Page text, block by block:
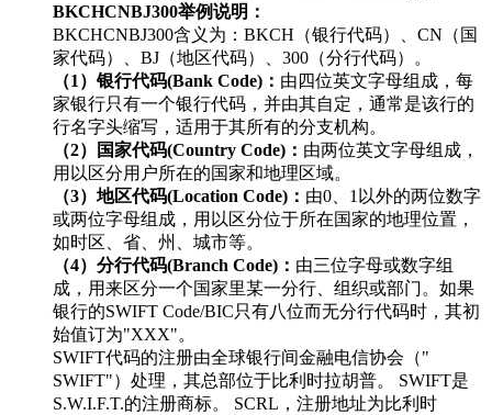
BKCHCNBJ300举例说明：
BKCHCNBJ300含义为：BKCH（银行代码）、CN（国
家代码）、BJ（地区代码）、300（分行代码）。
（1）银行代码(Bank Code)： 由四位英文字母组成，每
家银行只有一个银行代码，并由其自定，通常是该行的
行名字头缩写，适用于其所有的分支机构。
（2）国家代码(Country Code)： 由两位英文字母组成，
用以区分用户所在的国家和地理区域。
（3）地区代码(Location Code)： 由0、1以外的两位数字
或两位字母组成，用以区分位于所在国家的地理位置，
如时区、省、州、城市等。
（4）分行代码(Branch Code)： 由三位字母或数字组
成，用来区分一个国家里某一分行、组织或部门。如果
银行的SWIFT Code/BIC只有八位而无分行代码时，其初
始值订为"XXX"。
SWIFT代码的注册由全球银行间金融电信协会（"
SWIFT"）处理，其总部位于比利时拉胡普。 SWIFT是
S.W.I.F.T.的注册商标。 SCRL，注册地址为比利时